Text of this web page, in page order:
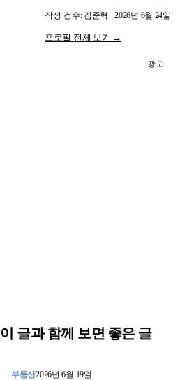
작성·검수: 김준혁 · 2026년 6월 24일
프로필 전체 보기 →
광고
이 글과 함께 보면 좋은 글
부동산2026년 6월 19일